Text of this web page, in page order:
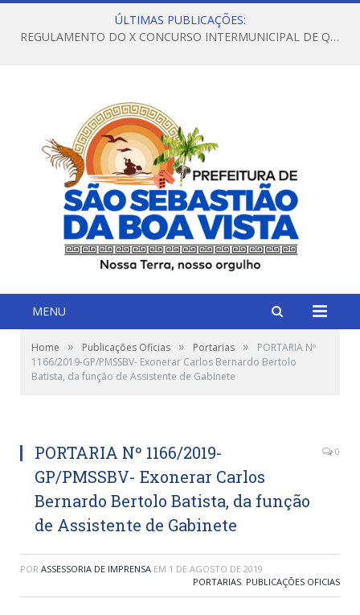
ÚLTIMAS PUBLICAÇÕES:
REGULAMENTO DO X CONCURSO INTERMUNICIPAL DE QUADRILHAS JUNINAS – 2026 – ARRAIÁ DA VENEZA
MENU
Home » Publicações Oficias » Portarias »
PORTARIA Nº
1166/2019-GP/PMSSBV- Exonerar Carlos Bernardo Bertolo
Batista, da função de Assistente de Gabinete
PORTARIA Nº 1166/2019-
GP/PMSSBV- Exonerar Carlos
Bernardo Bertolo Batista, da função
de Assistente de Gabinete
0
POR ASSESSORIA DE IMPRENSA EM 1 DE AGOSTO DE 2019
PORTARIAS, PUBLICAÇÕES OFICIAS